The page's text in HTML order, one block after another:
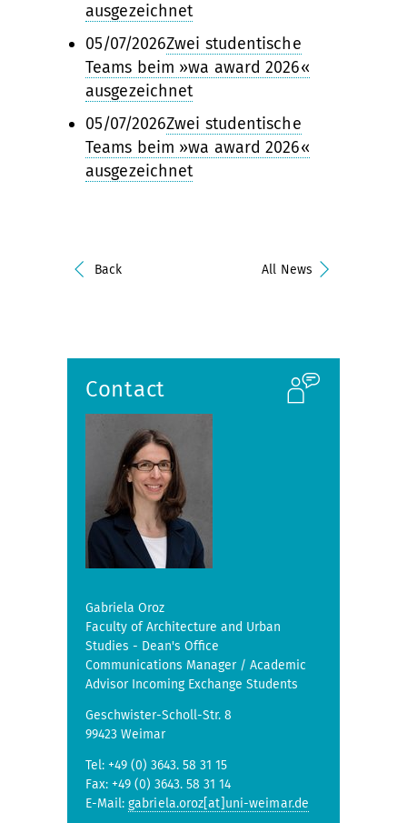
ausgezeichnet
05/07/2026Zwei studentische
Teams beim »wa award 2026«
ausgezeichnet
05/07/2026Zwei studentische
Teams beim »wa award 2026«
ausgezeichnet
Back All News
Contact
Gabriela Oroz
Faculty of Architecture and Urban
Studies - Dean's Office
Communications Manager / Academic
Advisor Incoming Exchange Students
Geschwister-Scholl-Str. 8
99423 Weimar
Tel: +49 (0) 3643. 58 31 15
Fax: +49 (0) 3643. 58 31 14
E-Mail: gabriela.oroz[at]uni-weimar.de